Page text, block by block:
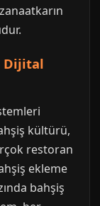
Dijital
kültürü,
restoran
ekleme
bahşiş